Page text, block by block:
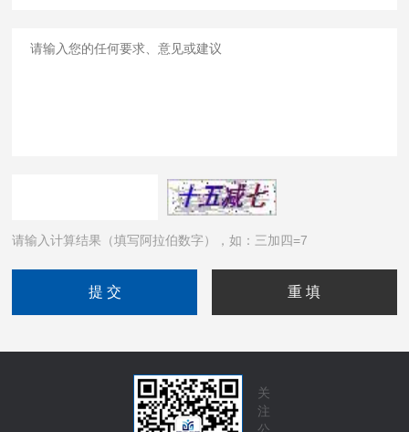
请输入计算结果（填写阿拉伯数字），如：三加四=7
关
注